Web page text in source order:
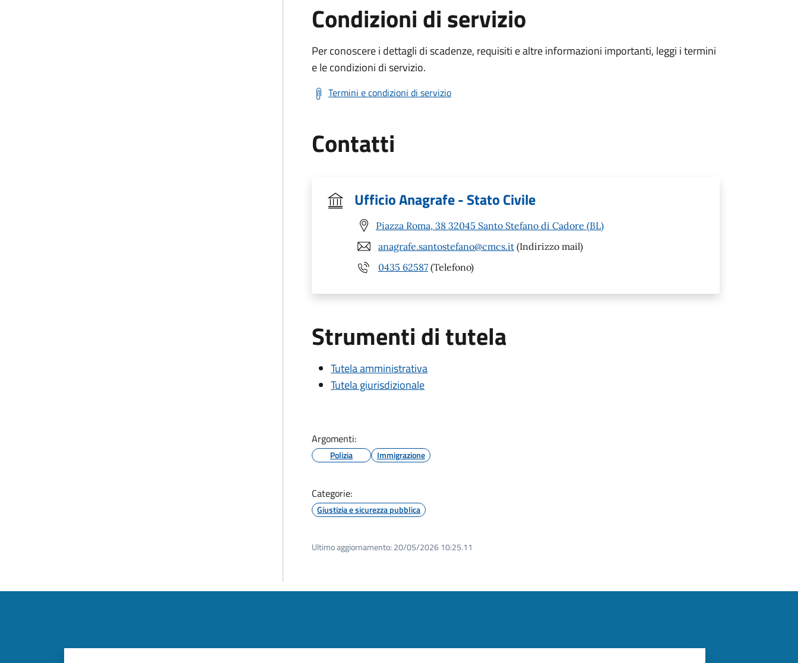
Condizioni di servizio
Per conoscere i dettagli di scadenze, requisiti e altre informazioni importanti, leggi i termini
e le condizioni di servizio.
Termini e condizioni di servizio
Contatti
Ufficio Anagrafe - Stato Civile
Piazza Roma, 38 32045 Santo Stefano di Cadore (BL)
anagrafe.santostefano@cmcs.it (Indirizzo mail)
0435 62587 (Telefono)
Strumenti di tutela
Tutela amministrativa
Tutela giurisdizionale
Argomenti:
Polizia Immigrazione
Categorie:
Giustizia e sicurezza pubblica
Ultimo aggiornamento: 20/05/2026 10:25.11